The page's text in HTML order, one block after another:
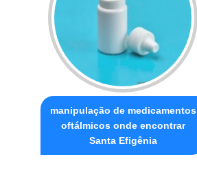
manipulação de medicamentos
oftálmicos onde encontrar
Santa Efigênia